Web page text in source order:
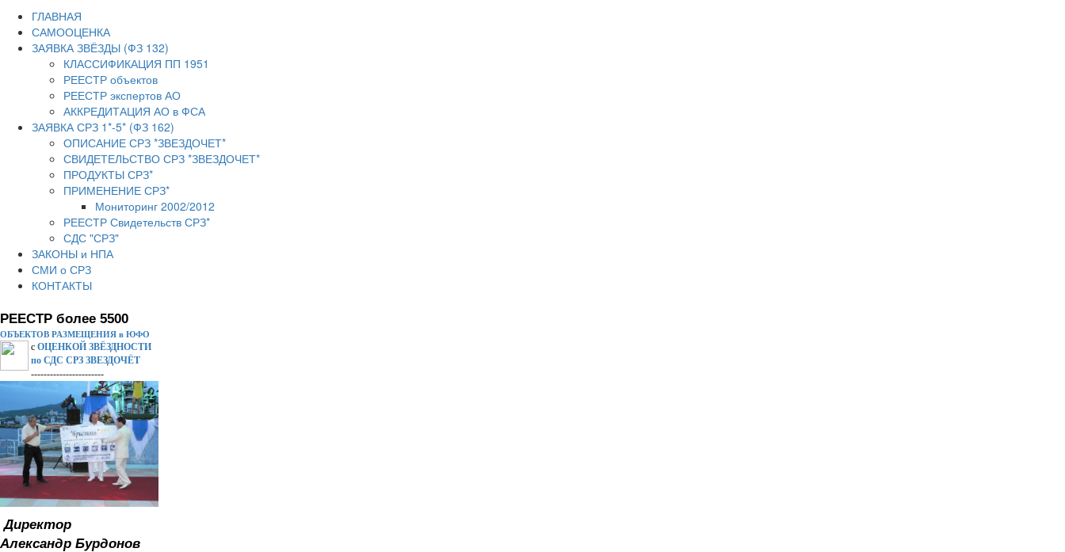
ГЛАВНАЯ
САМООЦЕНКА
ЗАЯВКА ЗВЁЗДЫ (ФЗ 132)
КЛАССИФИКАЦИЯ ПП 1951
РЕЕСТР объектов
РЕЕСТР экспертов АО
АККРЕДИТАЦИЯ АО в ФСА
ЗАЯВКА СРЗ 1*-5* (ФЗ 162)
ОПИСАНИЕ СРЗ *ЗВЕЗДОЧЕТ*
СВИДЕТЕЛЬСТВО СРЗ *ЗВЕЗДОЧЕТ*
ПРОДУКТЫ СРЗ*
ПРИМЕНЕНИЕ СРЗ*
Мониторинг 2002/2012
РЕЕСТР Свидетельств СРЗ*
СДС "СРЗ"
ЗАКОНЫ и НПА
СМИ о СРЗ
КОНТАКТЫ
РЕЕСТР более 5500
ОБЪЕКТОВ РАЗМЕЩЕНИЯ в ЮФО
с ОЦЕНКОЙ ЗВЁЗДНОСТИ
по СДС СРЗ ЗВЕЗДОЧЁТ
-----------------------
Директор
Александр Бурдонов